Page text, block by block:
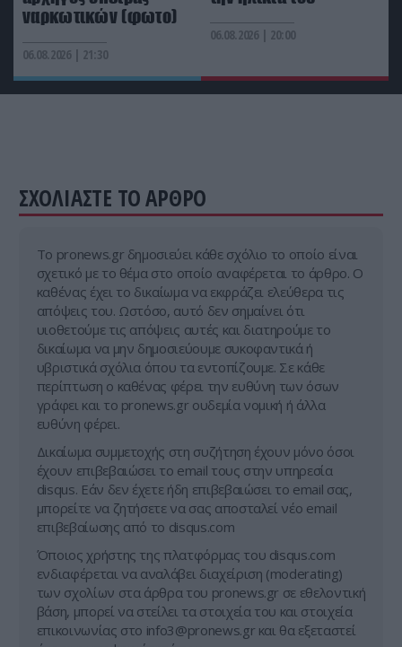
ΙΣΤΟΡΙΑ
Αυτός είναι ο Έλληνας κασκαντέρ του Τσακ Νόρις
που έγινε αρχηγός σπείρας ναρκωτικών (φωτο)
ναρκωτικών (φωτο)
06.08.2026 | 21:30
06.08.2026 | 20:00
ΣΧΟΛΙΑΣΤΕ ΤΟ ΑΡΘΡΟ
Tο pronews.gr δημοσιεύει κάθε σχόλιο το οποίο είναι
σχετικό με το θέμα στο οποίο αναφέρεται το άρθρο. Ο
καθένας έχει το δικαίωμα να εκφράζει ελεύθερα τις
απόψεις του. Ωστόσο, αυτό δεν σημαίνει ότι
υιοθετούμε τις απόψεις αυτές και διατηρούμε το
δικαίωμα να μην δημοσιεύουμε συκοφαντικά ή
υβριστικά σχόλια όπου τα εντοπίζουμε. Σε κάθε
περίπτωση ο καθένας φέρει την ευθύνη των όσων
γράφει και το pronews.gr ουδεμία νομική ή άλλα
ευθύνη φέρει.
Δικαίωμα συμμετοχής στη συζήτηση έχουν μόνο όσοι
έχουν επιβεβαιώσει το email τους στην υπηρεσία
disqus. Εάν δεν έχετε ήδη επιβεβαιώσει το email σας,
μπορείτε να ζητήσετε να σας αποσταλεί νέο email
επιβεβαίωσης από το disqus.com
Όποιος χρήστης της πλατφόρμας του disqus.com
ενδιαφέρεται να αναλάβει διαχείριση (moderating)
των σχολίων στα άρθρα του pronews.gr σε εθελοντική
βάση, μπορεί να στείλει τα στοιχεία του και στοιχεία
επικοινωνίας στο info3@pronews.gr και θα εξεταστεί